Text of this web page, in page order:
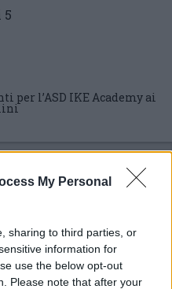
My Personal
sharing to third parties, or
information for
use the below opt-out
Please note that after your
5
per l’ASD IKE Academy ai